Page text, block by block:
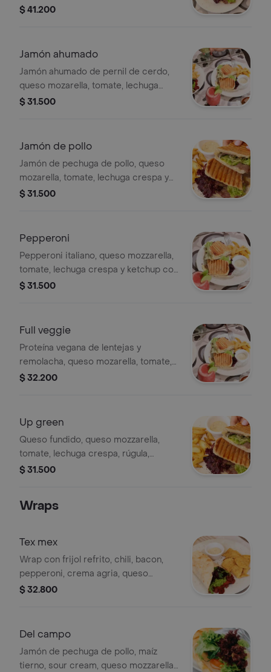
lechuga crespa y yellow spicy.
$ 41.200
Jamón ahumado
Jamón ahumado de pernil de cerdo,
queso mozarella, tomate, lechuga
crespa y mayocilantro.
$ 31.500
Jamón de pollo
Jamón de pechuga de pollo, queso
mozarella, tomate, lechuga crespa y
mayo ahumada.
$ 31.500
Pepperoni
Pepperoni italiano, queso mozzarella,
tomate, lechuga crespa y ketchup con
curry en pan tostado.
$ 31.500
Full veggie
Proteína vegana de lentejas y
remolacha, queso mozarella, tomate,
lechuga crespa, rugula y espinaca
$ 32.200
Up green
Queso fundido, queso mozzarella,
tomate, lechuga crespa, rúgula,
espinaca baby, maicitos, mezcla de
$ 31.500
Wraps
Tex mex
Wrap con frijol refrito, chili, bacon,
pepperoni, crema agria, queso
mozzarella, rúgula y mix de lechugas.
$ 32.800
Del campo
Jamón de pechuga de pollo, maíz
tierno, sour cream, queso mozzarella,